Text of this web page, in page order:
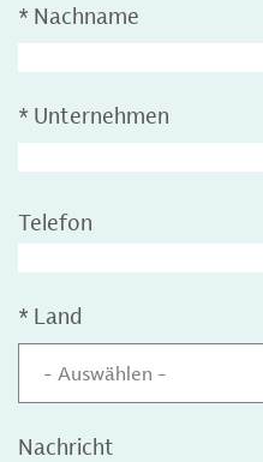
* Nachname
* Unternehmen
Telefon
* Land
- Auswählen -
Nachricht